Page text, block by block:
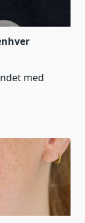
med